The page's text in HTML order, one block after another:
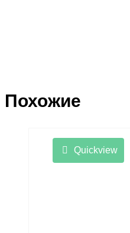
Похожие
Quickview